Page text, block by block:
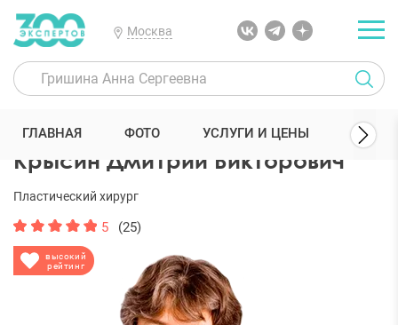
Москва
300 Экспертов Пластические хирурги Крысин Дмитрий
Крысин Дмитрий Викторович
высокий
рейтинг
Пластический хирург
5 (25)
ГЛАВНАЯ ФОТО УСЛУГИ И ЦЕНЫ